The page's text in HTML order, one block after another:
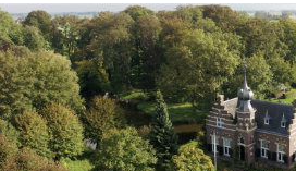
Zoeken naar: